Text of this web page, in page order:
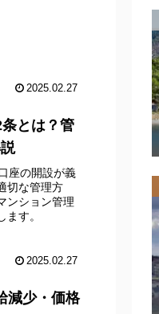
2025.02.27
とは？管
座の開設が義
切な管理方
ンション管理
す。
2025.02.27
減少・価格